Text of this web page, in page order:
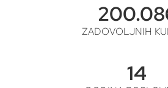
ZADOVOLJNIH
14